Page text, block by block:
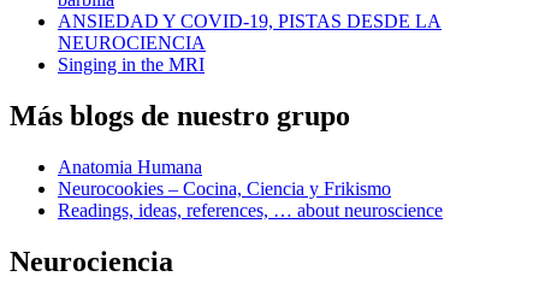
ANSIEDAD Y COVID-19, PISTAS DESDE LA
NEUROCIENCIA
Singing in the MRI
Más blogs de nuestro grupo
Anatomia Humana
Neurocookies – Cocina, Ciencia y Frikismo
Readings, ideas, references, … about neuroscience
Neurociencia